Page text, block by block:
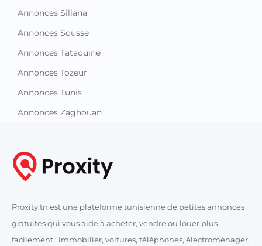
Annonces Siliana
Annonces Sousse
Annonces Tataouine
Annonces Tozeur
Annonces Tunis
Annonces Zaghouan
Proxity.tn est une plateforme tunisienne de petites annonces
gratuites qui vous aide à acheter, vendre ou louer plus
facilement : immobilier, voitures, téléphones, électroménager,